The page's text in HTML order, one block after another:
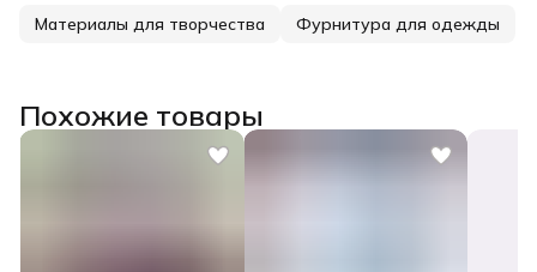
Материалы для творчества Фурнитура для одежды
Похожие товары